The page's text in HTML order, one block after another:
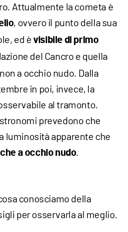
Attualmente la cometa è
, ovvero il punto della sua
ed èvisibile di primo
del Cancro e quella
a occhio nudo. Dalla
in poi, invece, la
al tramonto.
prevedono che
luminosità apparente che
a occhio nudo.
conosciamo della
per osservarla al meglio.